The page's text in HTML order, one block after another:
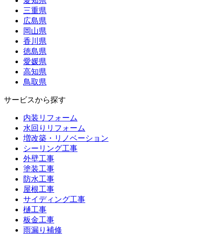
三重県
広島県
岡山県
香川県
徳島県
愛媛県
高知県
鳥取県
サービスから探す
内装リフォーム
水回りリフォーム
増改築・リノベーション
シーリング工事
外壁工事
塗装工事
防水工事
屋根工事
サイディング工事
樋工事
板金工事
雨漏り補修